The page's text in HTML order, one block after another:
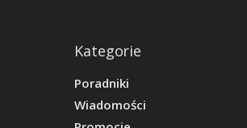
Kategorie
Poradniki
Wiadomości